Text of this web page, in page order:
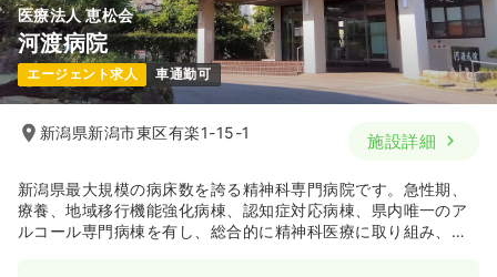
医療法人 恵松会
河渡病院
エージェント求人 車通勤可
新潟県新潟市東区有楽1-15-1 施設詳細
新潟県最大規模の病床数を誇る精神科専門病院です。急性期、
療養、地域移行機能強化病棟、認知症対応病棟、県内唯一のア
ルコール専門病棟を有し、総合的に精神科医療に取り組み、精